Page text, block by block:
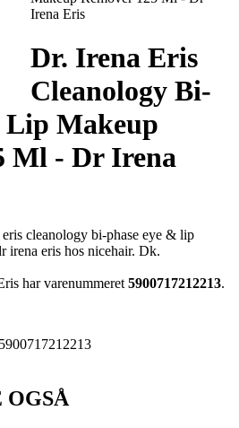
Irena Eris
Dr. Irena Eris
Cleanology Bi-
Lip Makeup
Ml - Dr Irena
cleanology bi-phase eye & lip
irena eris hos nicehair. Dk.
har varenummeret 5900717212213.
5900717212213